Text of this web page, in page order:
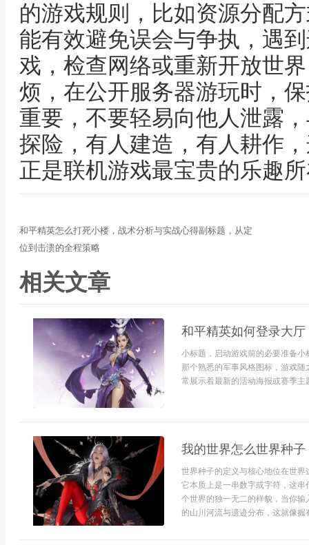
的游戏规则，比如资源分配
能有效避免误会与争执，遇
戏，检查网络或重新开放世
烦，在公开服务器游玩时，
重要，不要轻易向他人泄露
探险，有人建造，有人耕作
正是联机游戏最宝贵的乐趣
和平精英怎么打死小楼，战术分析与实战心得副标题，从定
位到击溃的全程策略
相关文章
和平精英如何登录大
小标题，启动游戏前的必要准备
那个熟悉的军事风格图标，游戏
常展示着最新的活动海报或赛季主
我的世界怎么世界种
世界种子的定义与核心地位在世
它本质上是一串数字或字符，这
个世界的独一无二的样貌，当你
的山川河流与遗迹分布，这就像